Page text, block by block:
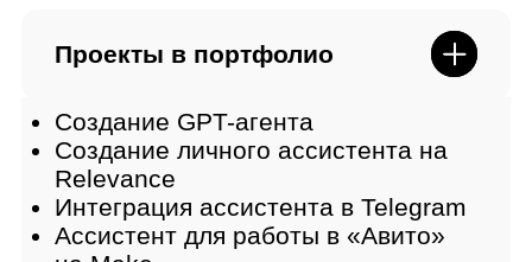
фундаментальные модели, а
также современными
решения для быстрого внедрения
AI в реальные бизнесы